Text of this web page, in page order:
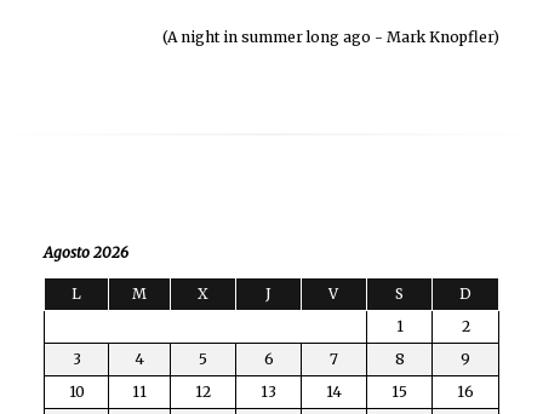
(A night in summer long ago - Mark Knopfler)
Agosto 2026
L M X J V S
D
1
2
3
4 5 6 7 8
9
10
11 12 13 14 15
16